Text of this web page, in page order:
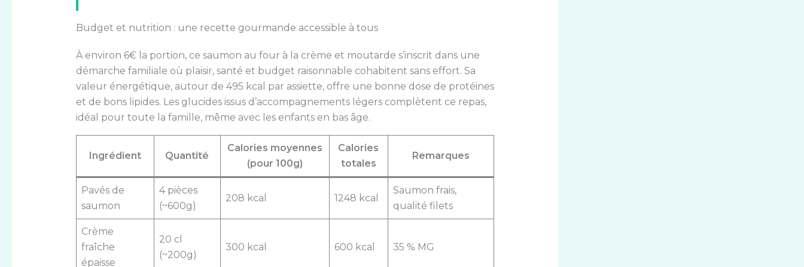
Budget et nutrition : une recette gourmande accessible à tous
À environ 6€ la portion, ce saumon au four à la crème et moutarde s’inscrit dans une
démarche familiale où plaisir, santé et budget raisonnable cohabitent sans effort. Sa
valeur énergétique, autour de 495 kcal par assiette, offre une bonne dose de protéines
et de bons lipides. Les glucides issus d’accompagnements légers complètent ce repas,
idéal pour toute la famille, même avec les enfants en bas âge.
Ingrédient Quantité
Calories moyennes
(pour 100g)
Calories
totales
Remarques
Pavés de
saumon
4 pièces
(~600g)
208 kcal 1248 kcal
Saumon frais,
qualité filets
Crème
fraîche
épaisse
20 cl
(~200g)
300 kcal 600 kcal 35 % MG